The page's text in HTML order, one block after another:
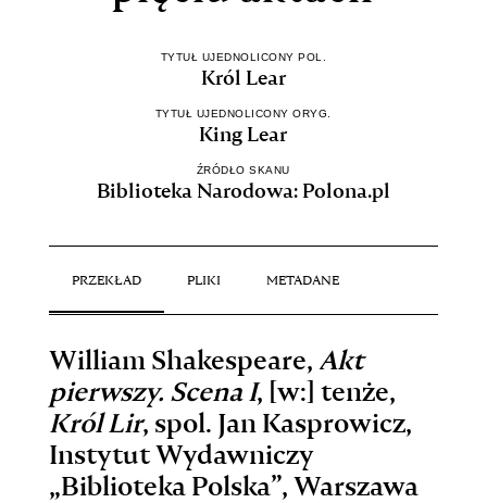
PRZEKŁAD PLIKI METADANE
William Shakespeare, Akt
pierwszy. Scena I, [w:] tenże,
Król Lir, spol. Jan Kasprowicz,
Instytut Wydawniczy
„Biblioteka Polska”, Warszawa
TYTUŁ UJEDNOLICONY POL.
Król Lear
TYTUŁ UJEDNOLICONY ORYG.
King Lear
ŹRÓDŁO SKANU
Biblioteka Narodowa: Polona.pl